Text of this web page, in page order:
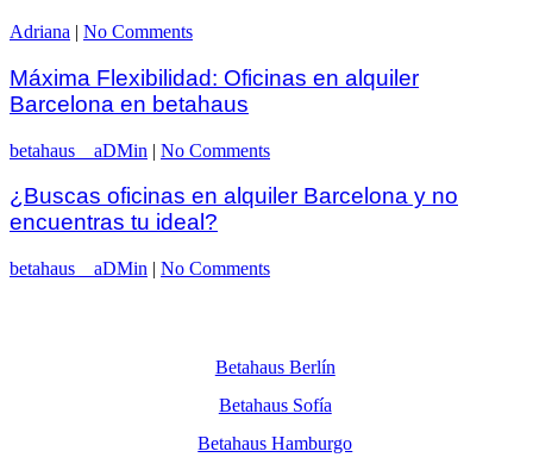
Adriana | No Comments
Máxima Flexibilidad: Oficinas en alquiler
Barcelona en betahaus
betahaus__aDMin | No Comments
¿Buscas oficinas en alquiler Barcelona y no
encuentras tu ideal?
betahaus__aDMin | No Comments
Betahaus Berlín
Betahaus Sofía
Betahaus Hamburgo